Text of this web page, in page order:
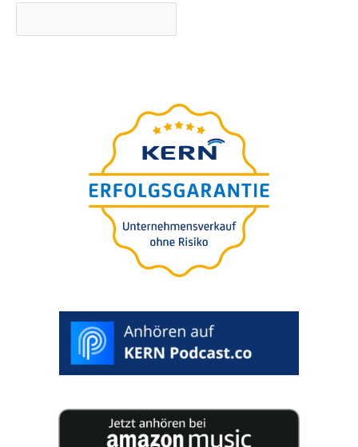
guia defini­tivo
suces­são da sua empresa
25 especia­lis­tas publi­cam 200 páginas reple­tas de